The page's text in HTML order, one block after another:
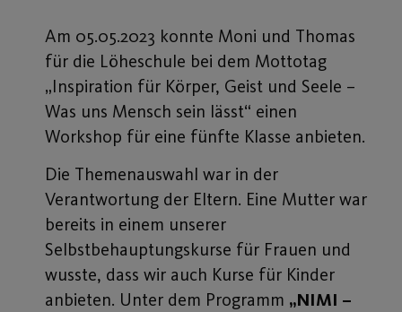
Am 05.05.2023 konnte Moni und Thomas
für die Löheschule bei dem Mottotag
„Inspiration für Körper, Geist und Seele –
Was uns Mensch sein lässt“ einen
Workshop für eine fünfte Klasse anbieten.
Die Themenauswahl war in der
Verantwortung der Eltern. Eine Mutter war
bereits in einem unserer
Selbstbehauptungskurse für Frauen und
wusste, dass wir auch Kurse für Kinder
anbieten. Unter dem Programm „NIMI –